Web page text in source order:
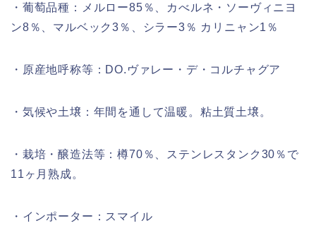
・葡萄品種：メルロー85％、カべルネ・ソーヴィニヨ
ン8％、マルベック3％、シラー3％ カリニャン1％
・原産地呼称等：DO.ヴァレー・デ・コルチャグア
・気候や土壌：年間を通して温暖。粘土質土壌。
・栽培・醸造法等：樽70％、ステンレスタンク30％で
11ヶ月熟成。
・インポーター：スマイル